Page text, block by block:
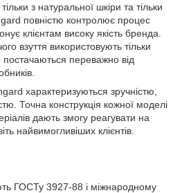
з натуральної шкіри та тільки
повністю контролює процес
клієнтам високу якість бренда.
взуття використовують тільки
переважно від
характеризуються зручністю,
Точна конструкція кожної моделі
дають змогу реагувати на
найвимогливіших клієнтів.
ГОСТу 3927-88 і міжнародному